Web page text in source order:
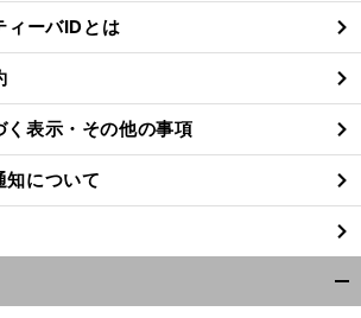
る
ィーバIDとは
表示・その他の事項
知について